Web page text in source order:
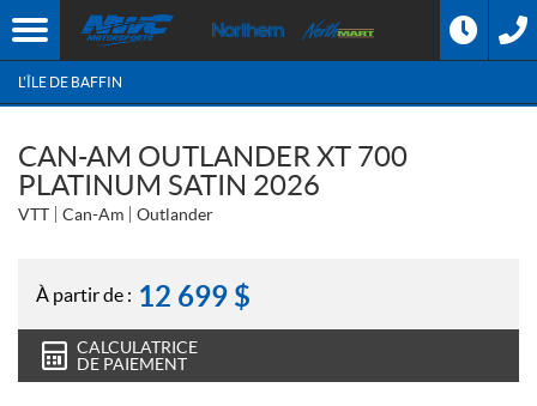
L'ÎLE DE BAFFIN
CAN-AM OUTLANDER XT 700
PLATINUM SATIN 2026
VTT Can-Am Outlander
À partir de : 12 699 $
CALCULATRICE
DE PAIEMENT